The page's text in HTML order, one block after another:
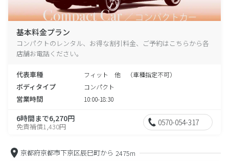
基本料金プラン
コンパクトのレンタル、お得な割引料金、ご予約はこちらから各
店舗お電話ください。
代表車種 フィット 他 （車種指定不可）
ボディタイプ コンパクト
営業時間 10:00-18:30
6時間まで6,270円
免責補償1,430円 0570-054-317
京都府京都市下京区辰巳町から 2475m